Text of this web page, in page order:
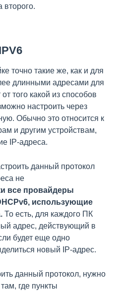
второго.
точно такие же, как и для
длинными адресами для
того какой из способов
настроить через
Обычно это относится к
и другим устройствам,
IP-адреса.
данный протокол
не
все провайдеры
использующие
То есть, для каждого ПК
адрес, действующий в
будет еще одно
новый IP-адрес.
данный протокол, нужно
где пункты